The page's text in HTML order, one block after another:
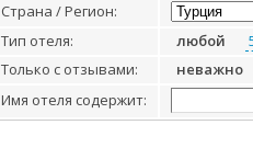
Страна / Регион:
Тип отеля:
любой
Только с отзывами:
неважно
Имя отеля содержит: